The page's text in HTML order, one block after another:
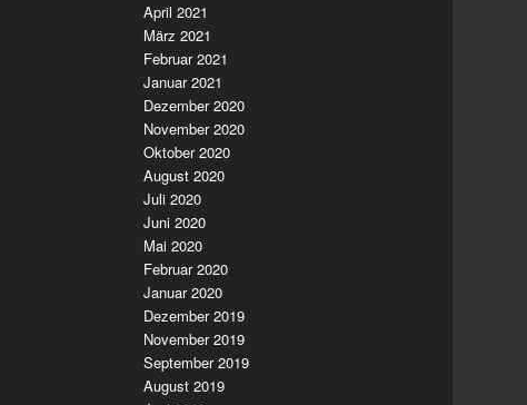
April 2021
März 2021
Februar 2021
Januar 2021
Dezember 2020
November 2020
Oktober 2020
August 2020
Juli 2020
Juni 2020
Mai 2020
Februar 2020
Januar 2020
Dezember 2019
November 2019
September 2019
August 2019